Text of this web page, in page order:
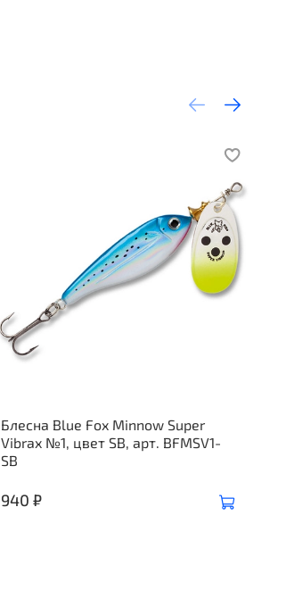
Блесна Blue Fox Minnow Super
Vibrax №1, цвет SB, арт. BFMSV1-
SB
940 ₽